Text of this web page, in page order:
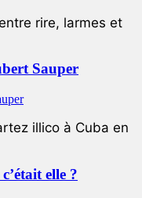
rire, larmes et
Sauper
illico à Cuba en
elle ?